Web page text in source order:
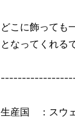
どこに飾っても
となってくれる
生産国 ：スウ